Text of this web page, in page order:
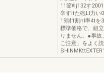
11節¥lj132す
辛すitた砲LI力い
19財1割nl率4tを
標準価格で、組
りません。●事
ご注意」をよく